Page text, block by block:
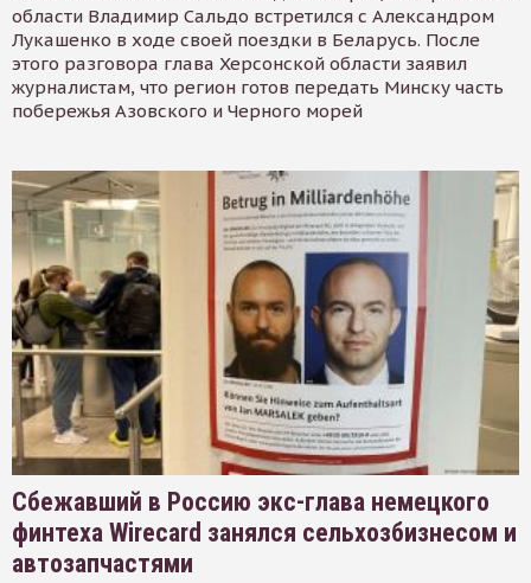
области Владимир Сальдо встретился с Александром
Лукашенко в ходе своей поездки в Беларусь. После
этого разговора глава Херсонской области заявил
журналистам, что регион готов передать Минску часть
побережья Азовского и Черного морей
Сбежавший в Россию экс-глава немецкого
финтеха Wirecard занялся сельхозбизнесом и
автозапчастями